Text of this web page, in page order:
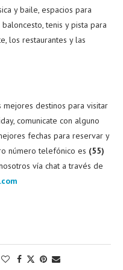
y baile, espacios para
tenis y pista para
los restaurantes y las
destinos para visitar
comunicate con alguno
fechas para reservar y
número telefónico es (55)
vía chat a través de